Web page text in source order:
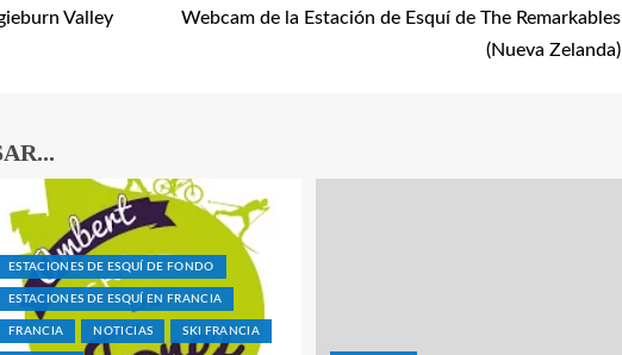
Valley
Webcam de la Estación de Esquí de The Remarkables
(Nueva Zelanda)
ESTACIONES DE ESQUÍ DE FONDO
ESTACIONES DE ESQUÍ EN FRANCIA
FRANCIA NOTICIAS SKI FRANCIA